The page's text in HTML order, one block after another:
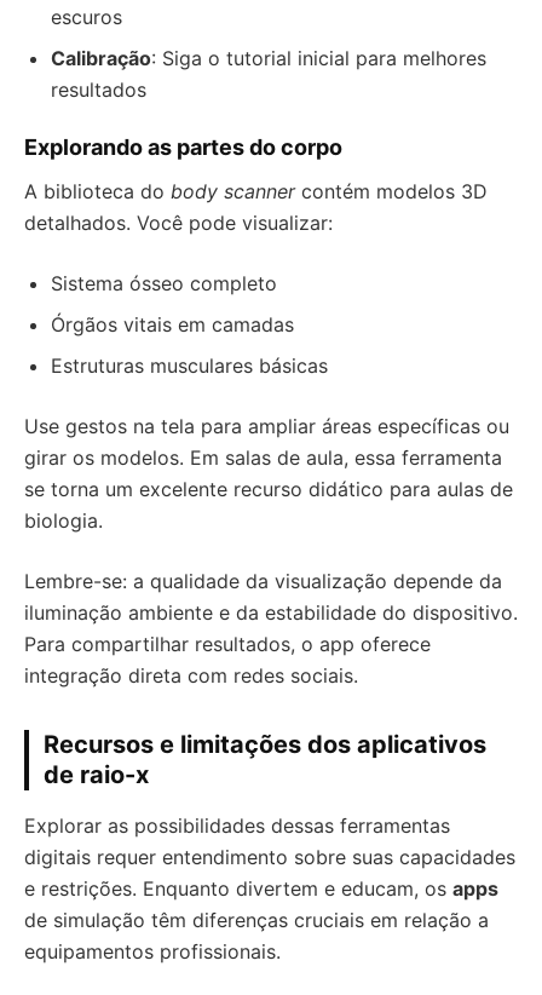
escuros
Calibração: Siga o tutorial inicial para melhores
resultados
Explorando as partes do corpo
A biblioteca do body scannercontém modelos 3D
detalhados. Você pode visualizar:
Sistema ósseo completo
Órgãos vitais em camadas
Estruturas musculares básicas
Use gestos na tela para ampliar áreas específicas ou
girar os modelos. Em salas de aula, essa ferramenta
se torna um excelente recurso didático para aulas de
biologia.
Lembre-se: a qualidade da visualização depende da
iluminação ambiente e da estabilidade do dispositivo.
Para compartilhar resultados, o app oferece
integração direta com redes sociais.
Recursos e limitações dos aplicativos
de raio-x
Explorar as possibilidades dessas ferramentas
digitais requer entendimento sobre suas capacidades
e restrições. Enquanto divertem e educam, os apps
de simulação têm diferenças cruciais em relação a
equipamentos profissionais.